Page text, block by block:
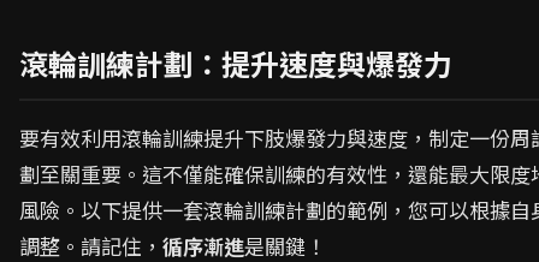
滾輪訓練計劃：提升速度與爆發力
要有效利用滾輪訓練提升下肢爆發力與速度，制定一份周
劃至關重要。這不僅能確保訓練的有效性，還能最大限度
風險。以下提供一套滾輪訓練計劃的範例，您可以根據自
調整。請記住， 循序漸進是關鍵！